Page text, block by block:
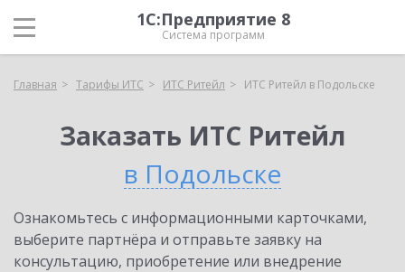
1С:Предприятие 8
Система программ
Главная Тарифы ИТС ИТС Ритейл ИТС Ритейл в Подольске
Заказать ИТС Ритейл
в Подольске
Ознакомьтесь с информационными карточками,
выберите партнёра и отправьте заявку на
консультацию, приобретение или внедрение